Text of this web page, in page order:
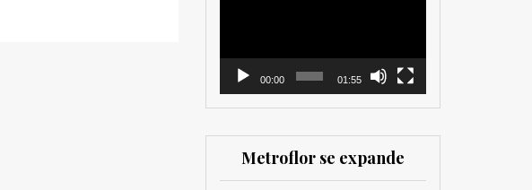
que trabajan en el sector
00:00 01:55
Metroflor se expande